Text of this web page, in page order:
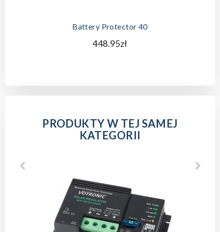
Battery Protector 40
448.95zł
PRODUKTY W TEJ SAMEJ
KATEGORII